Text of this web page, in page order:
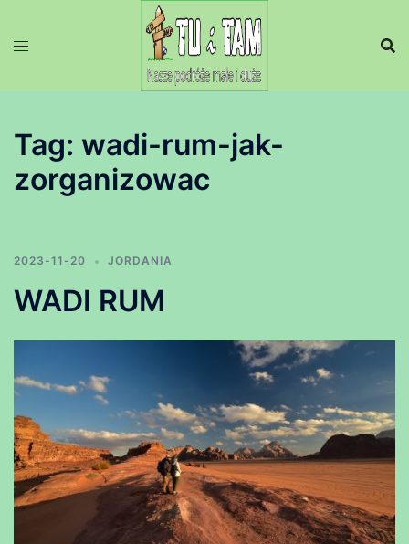
Tag: wadi-rum-jak-
zorganizowac
2023-11-20 JORDANIA
WADI RUM